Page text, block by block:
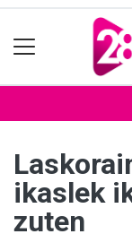
ikaslek
zuten